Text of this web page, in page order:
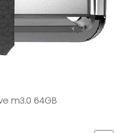
m3.0 64GB